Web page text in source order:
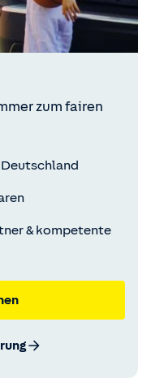
zum fairen
& kompetente